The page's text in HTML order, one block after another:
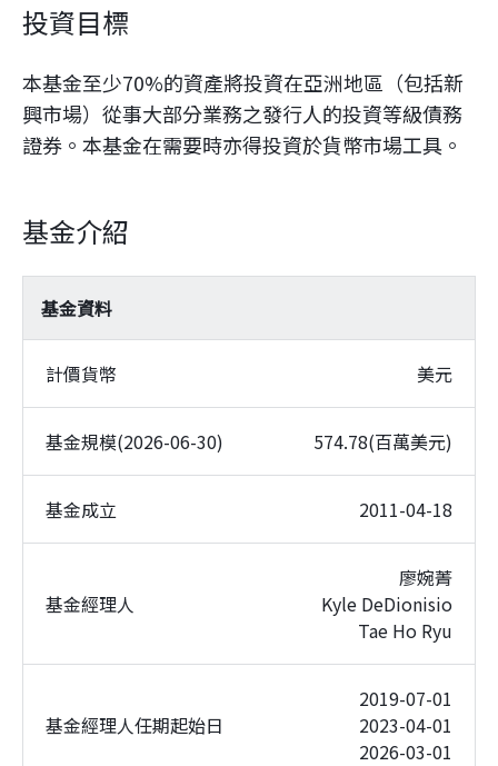
投資目標
本基金至少70%的資產將投資在亞洲地區（包括新
興市場）從事大部分業務之發行人的投資等級債務
證券。本基金在需要時亦得投資於貨幣市場工具。
基金介紹
基金資料
計價貨幣 美元
基金規模(2026-06-30) 574.78(百萬美元)
基金成立 2011-04-18
基金經理人
廖婉菁
Kyle DeDionisio
Tae Ho Ryu
基金經理人任期起始日
2019-07-01
2023-04-01
2026-03-01